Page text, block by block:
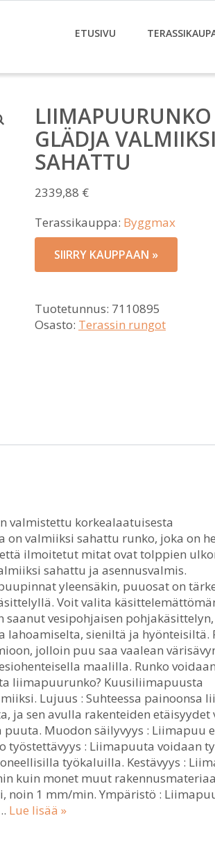
ETUSIVU
LIIMAPUURUNKO
GLÄDJA VALMIIKSI
SAHATTU
2339,88 €
Terassikauppa: Byggmax
SIIRRY KAUPPAAN »
Tuotetunnus: 7110895
Osasto: Terassin rungot
valmistettu korkealaatuisesta
valmiiksi sahattu runko, joka on
ilmoitetut mitat ovat tolppien
sahattu ja asennusvalmis.
yleensäkin, puuosat on
Voit valita
vesipohjaisen
sieniltä ja hyönteisiltä.
jolloin puu saa vaalean
maalilla. Runko
liimapuurunko? Kuusiliimapuusta
Lujuus : Suhteessa painoonsa
ja sen avulla rakenteiden etäisyydet
Muodon säilyvyys : Liimapuu
: Liimapuuta voidaan
työkaluilla. Kestävyys :
kuin monet muut
noin 1 mm/min. Ympäristö :
Lue lisää »